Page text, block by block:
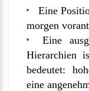
Eine
morgen
Eine
Hierarchien
bedeutet:
eine